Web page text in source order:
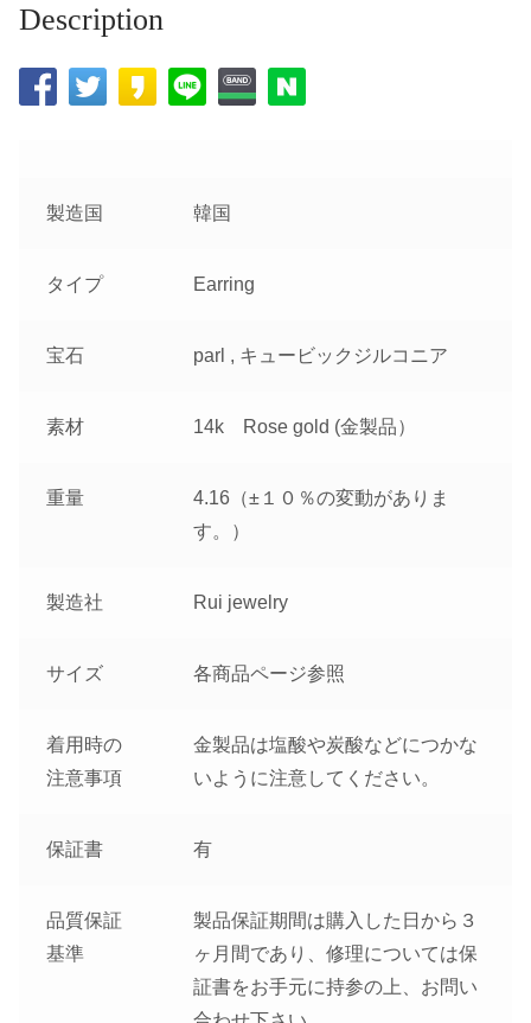
Description
製造国 韓国
タイプ Earring
宝石 parl , キュービックジルコニア
素材 14k Rose gold (金製品）
重量
4.16（±１０％の変動がありま
す。）
製造社 Rui jewelry
サイズ 各商品ページ参照
着用時の
注意事項
金製品は塩酸や炭酸などにつかな
いように注意してください。
保証書 有
品質保証
基準
製品保証期間は購入した日から３
ヶ月間であり、修理については保
証書をお手元に持参の上、お問い